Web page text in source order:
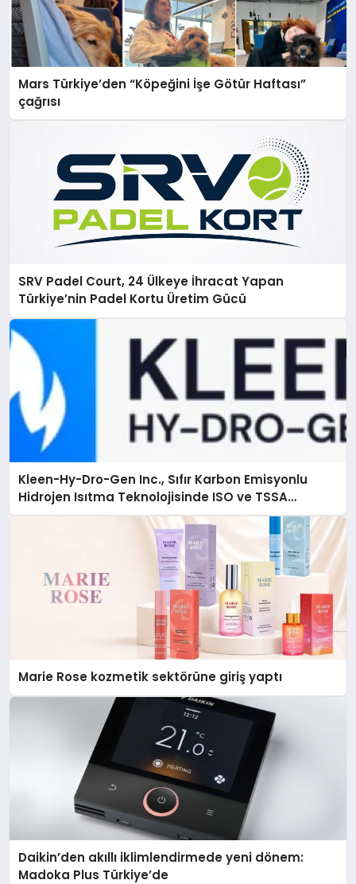
Mars Türkiye’den “Köpeğini İşe Götür Haftası”
çağrısı
SRV Padel Court, 24 Ülkeye İhracat Yapan
Türkiye’nin Padel Kortu Üretim Gücü
Kleen-Hy-Dro-Gen Inc., Sıfır Karbon Emisyonlu
Hidrojen Isıtma Teknolojisinde ISO ve TSSA
Düzenleyici Onaylarını Aldı
Marie Rose kozmetik sektörüne giriş yaptı
Daikin’den akıllı iklimlendirmede yeni dönem:
Madoka Plus Türkiye’de